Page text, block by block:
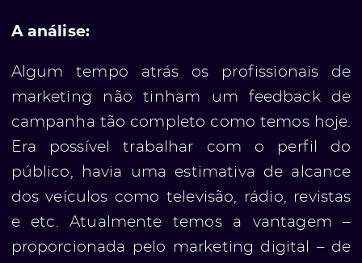
A análise:
Algum tempo atrás os profissionais de
marketing não tinham um feedback de
campanha tão completo como temos hoje.
Era possível trabalhar com o perfil do
público, havia uma estimativa de alcance
dos veículos como televisão, rádio, revistas
e etc. Atualmente temos a vantagem –
proporcionada pelo marketing digital – de